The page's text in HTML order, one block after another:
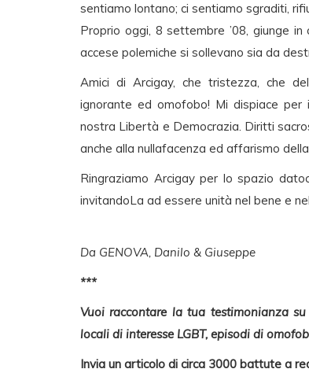
sentiamo lontano; ci sentiamo sgraditi,
Proprio oggi, 8 settembre ’08, giunge
accese polemiche si sollevano sia da
Amici di Arcigay, che tristezza, che
ignorante ed omofobo! Mi dispiace
nostra Libertà e Democrazia. Diritti
anche alla nullafacenza ed affarismo
Ringraziamo Arcigay per lo spazio
invitandoLa ad essere unità nel bene e
Da GENOVA, Danilo & Giuseppe
***
Vuoi raccontare la tua testimonianza
locali di interesse LGBT, episodi di
Invia un articolo di circa 3000 battute a